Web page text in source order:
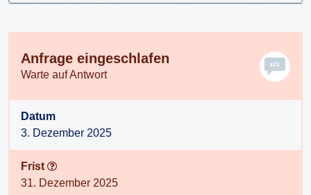
1) Wieviele und welche Entitäten sind in der dem IT-System
(zur Vermittlung von Stellenangeboten) des
Dienstleistungsunternehmens Arbeitsmarktservice (UID:
ATU38908009) zugrunde liegenden Datenbankstruktur
abgebildet?
Es wird höflichst um Zugang zu einer Liste dieser Entitäten
mit all ihren Attributen ersucht!
2) Wie sind die Entitäten der dem IT-System (zur
Vermittlung von Stellenangeboten) des
Dienstleistungsunternehmens Arbeitsmarktservice (UID:
Anfrage eingeschlafen
Warte auf Antwort
Datum
3. Dezember 2025
Frist
31. Dezember 2025